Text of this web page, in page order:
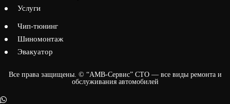
Услуги
Чип-тюнинг
Шиномонтаж
Эвакуатор
Все права защищены. © “АМВ-Сервис” СТО — все виды ремонта и
обслуживания автомобилей